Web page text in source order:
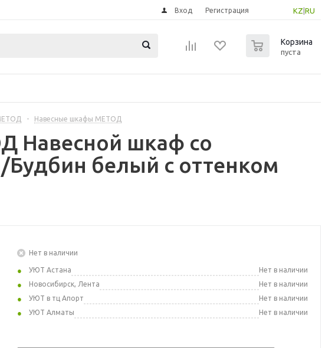
KZ RU
Вход Регистрация
Корзина
пуста
- Навесные шкафы МЕТОД
Навесной шкаф со
белый с оттенком
Нет в наличии
УЮТ Астана
Нет в наличии
Новосибирск, Лента
Нет в наличии
УЮТ в тц Апорт
Нет в наличии
УЮТ Алматы
Нет в наличии